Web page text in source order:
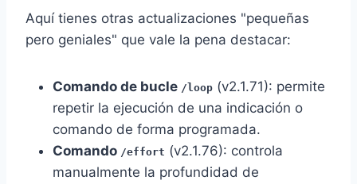
Aquí tienes otras actualizaciones "pequeñas
pero geniales" que vale la pena destacar:
Comando de bucle /loop (v2.1.71): permite
repetir la ejecución de una indicación o
comando de forma programada.
Comando /effort (v2.1.76): controla
manualmente la profundidad de